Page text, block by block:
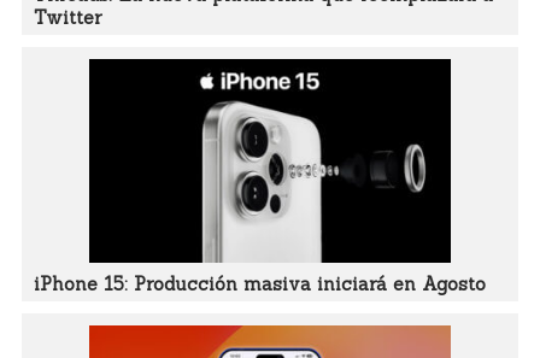
Twitter
iPhone 15: Producción masiva iniciará en Agosto